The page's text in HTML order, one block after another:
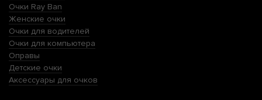
Очки Ray Ban
Женские очки
Очки для водителей
Очки для компьютера
Оправы
Детские очки
Аксессуары для очков